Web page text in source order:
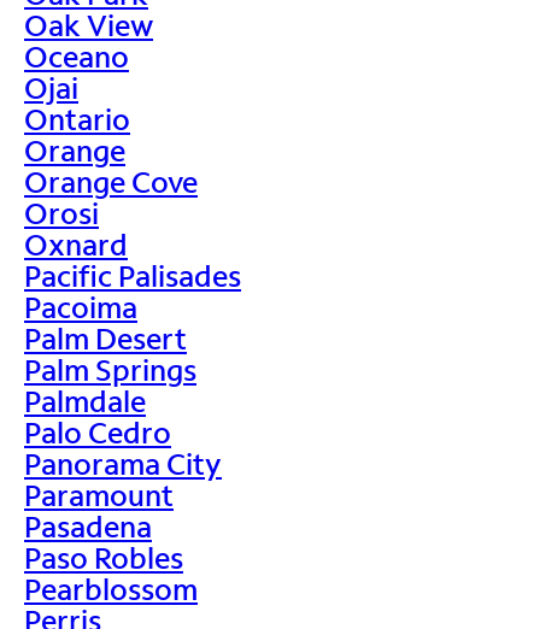
Oak View
Oceano
Ojai
Ontario
Orange
Orange Cove
Orosi
Oxnard
Pacific Palisades
Pacoima
Palm Desert
Palm Springs
Palmdale
Palo Cedro
Panorama City
Paramount
Pasadena
Paso Robles
Pearblossom
Perris